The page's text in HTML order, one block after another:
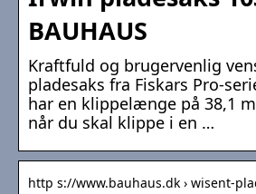
BAUHAUS
Kraftfuld og brugervenlig
pladesaks fra Fiskars Pro-
har en klippelænge på 38,1
når du skal klippe i en …
http s://www.bauhaus.dk › wisent-